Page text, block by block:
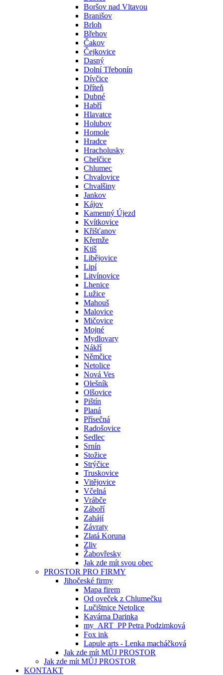
Boršov nad Vltavou
Branišov
Brloh
Břehov
Čakov
Čejkovice
Dasný
Dolní Třebonín
Dívčice
Dříteň
Dubné
Habří
Hlavatce
Holubov
Homole
Hradce
Hracholusky
Chelčice
Chlumec
Chvalovice
Chvalšiny
Jankov
Kájov
Kamenný Újezd
Kvítkovice
Křišťanov
Křemže
Ktiš
Libějovice
Lipí
Litvínovice
Lhenice
Lužice
Mahouš
Malovice
Mičovice
Mojné
Mydlovary
Nákří
Němčice
Netolice
Nová Ves
Olešník
Olšovice
Pištín
Planá
Přísečná
Radošovice
Sedlec
Srnín
Stožice
Strýčice
Truskovice
Vitějovice
Včelná
Vrábče
Záboří
Zahájí
Závraty
Zlatá Koruna
Zliv
Žabovřesky
Jak zde mít svou obec
PROSTOR PRO FIRMY
Jihočeské firmy
Mapa firem
Od oveček z Chlumečku
Lučištnice Netolice
Kavárna Darinka
my_ART_PP Petra Podzimková
Fox ink
Lapule arts - Lenka macháčková
Jak zde mít MŮJ PROSTOR
Jak zde mít MŮJ PROSTOR
KONTAKT